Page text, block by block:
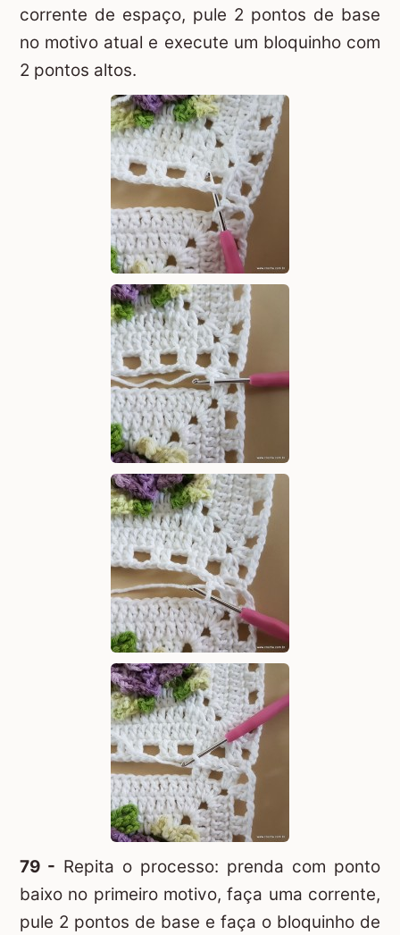
corrente de espaço, pule 2 pontos de base
no motivo atual e execute um bloquinho com
2 pontos altos.
79 - Repita o processo: prenda com ponto
baixo no primeiro motivo, faça uma corrente,
pule 2 pontos de base e faça o bloquinho de